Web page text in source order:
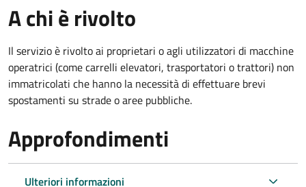
A chi è rivolto
Il servizio è rivolto ai proprietari o agli utilizzatori di macchine
operatrici (come carrelli elevatori, trasportatori o trattori) non
immatricolati che hanno la necessità di effettuare brevi
spostamenti su strade o aree pubbliche.
Approfondimenti
Ulteriori informazioni